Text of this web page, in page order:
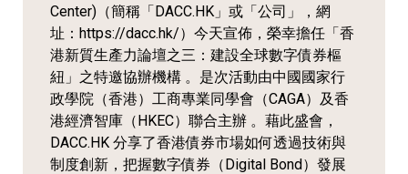
Center)（簡稱「DACC.HK」或「公司」，網
址：https://dacc.hk/）今天宣佈，榮幸擔任「香
港新質生產力論壇之三：建設全球數字債券樞
紐」之特邀協辦機構 。是次活動由中國國家行
政學院（香港）工商專業同學會（CAGA）及香
港經濟智庫（HKEC）聯合主辦 。藉此盛會，
DACC.HK 分享了香港債券市場如何透過技術與
制度創新，把握數字債券（Digital Bond）發展